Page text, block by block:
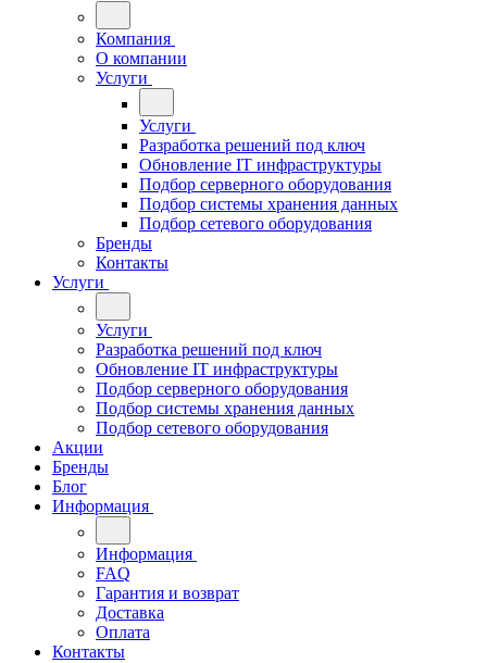
Компания
О компании
Услуги
Услуги
Разработка решений под ключ
Обновление IT инфраструктуры
Подбор серверного оборудования
Подбор системы хранения данных
Подбор сетевого оборудования
Бренды
Контакты
Услуги
Услуги
Разработка решений под ключ
Обновление IT инфраструктуры
Подбор серверного оборудования
Подбор системы хранения данных
Подбор сетевого оборудования
Акции
Бренды
Блог
Информация
Информация
FAQ
Гарантия и возврат
Доставка
Оплата
Контакты